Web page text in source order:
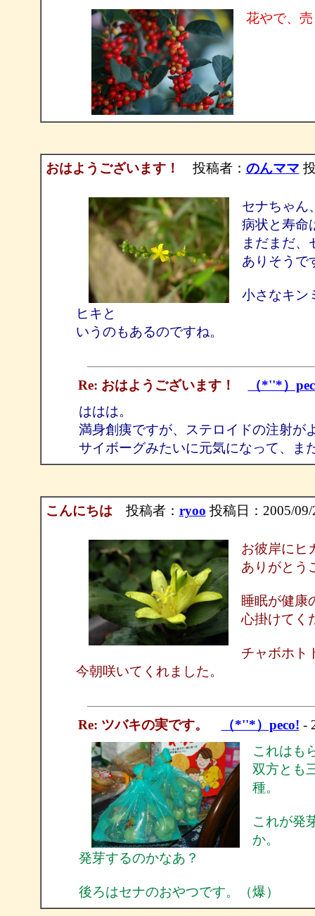
花やで、
おはようございます！ 投稿者： のんママ
セナちゃん
病状と寿命
まだまだ、
ありそうで
小さなキン
ヒキと
いうのもあるのですね。
Re: おはようございます！
（*''*）
ははは。
満身創痍ですが、ステロイドの注射が
サイボーグみたいに元気になって、ま
こんにちは投稿者： ryoo 投稿日：2005/
お彼岸にヒ
ありがとう
睡眠が健康
心掛けてく
チャボホ
今朝咲いてくれました。
Re: ツバキの実です。 （*''*）peco! -
これはも
双方とも
種。
これが発
か。
発芽するのかなあ？
後ろはセナのおやつです。（爆）